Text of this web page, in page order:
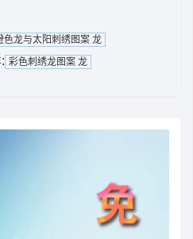
色龙与太阳刺绣图案 龙
彩色刺绣龙图案 龙